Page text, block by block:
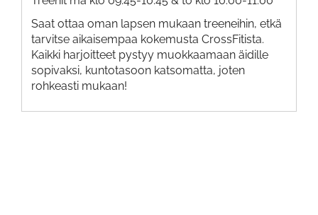
Saat ottaa oman lapsen mukaan treeneihin, etkä
tarvitse aikaisempaa kokemusta CrossFitista.
Kaikki harjoitteet pystyy muokkaamaan äidille
sopivaksi, kuntotasoon katsomatta, joten
rohkeasti mukaan!